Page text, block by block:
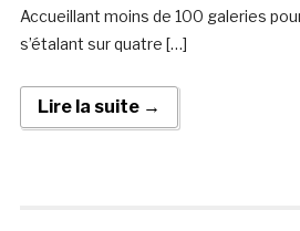
Accueillant moins de 100 galeries
s’étalant sur quatre […]
Lire la suite →